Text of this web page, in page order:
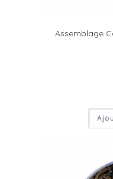
Assemblage